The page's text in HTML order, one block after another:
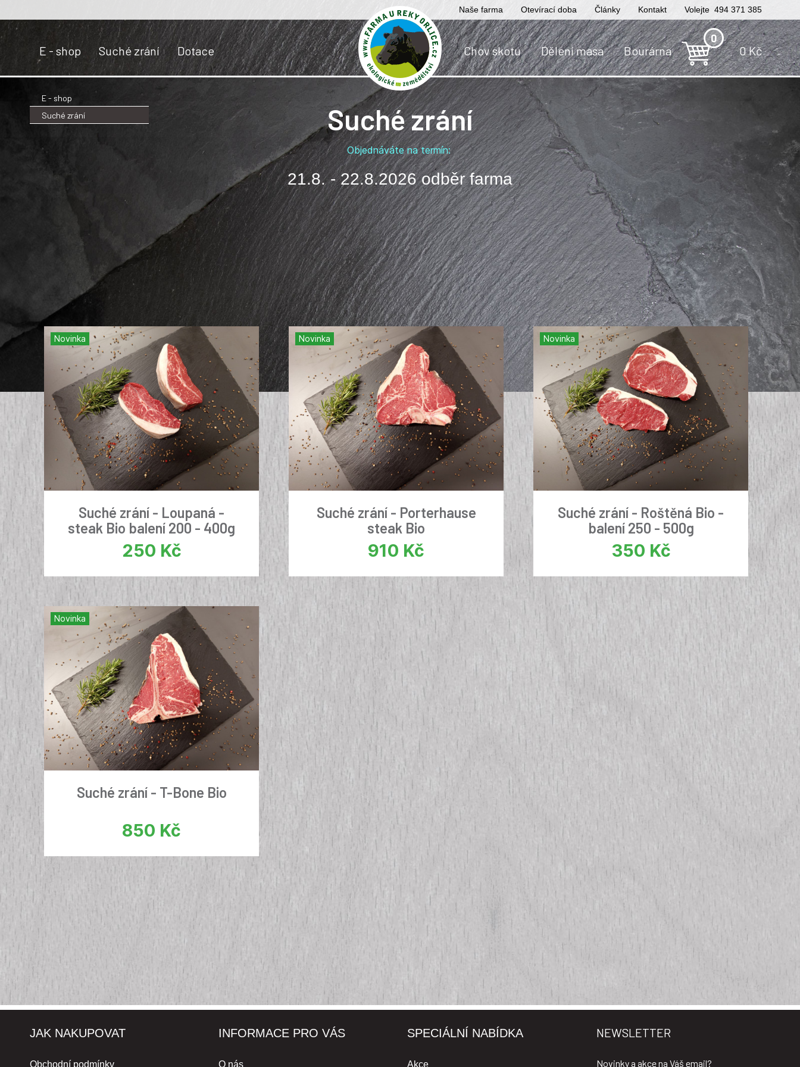
E - shop
Suché zrání
Suché zrání
Objednáváte na termín:
21.8. - 22.8.2026 odběr farma
Novinka
Suché zrání - Loupaná -
steak Bio balení 200 - 400g
250 Kč
Novinka
Suché zrání - Porterhause
steak Bio
910 Kč
Novinka
Suché zrání - Roštěná Bio -
balení 250 - 500g
350 Kč
Novinka
Suché zrání - T-Bone Bio
850 Kč
0
0Kč
Naše farma Otevírací doba Články Kontakt Volejte 494 371 385
E - shop Suché zrání Dotace Bourárna
Dělení masa
Chov skotu
JAK NAKUPOVAT
Obchodní podmínky
INFORMACE PRO VÁS
O nás
SPECIÁLNÍ NABÍDKA
Akce
NEWSLETTER
Novinky a akce na Váš email?